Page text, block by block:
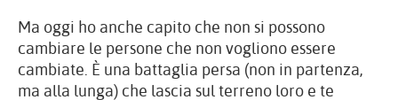
Ma oggi ho anche capito che non si possono
cambiare le persone che non vogliono essere
cambiate. È una battaglia persa (non in partenza,
ma alla lunga) che lascia sul terreno loro e te